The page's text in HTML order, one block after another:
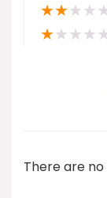
★★★★
★★★★
There are